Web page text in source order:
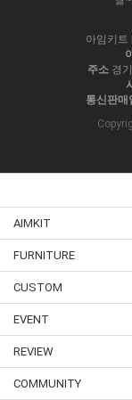
아임키트
주소 경
통신판매
AIMKIT
FURNITURE
CUSTOM
EVENT
REVIEW
COMMUNITY